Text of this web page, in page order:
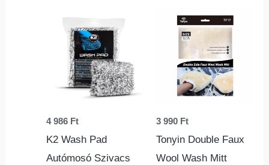
4 986 Ft
K2 Wash Pad
Autómosó Szivacs
3 990 Ft
Tonyin Double Faux
Wool Wash Mitt